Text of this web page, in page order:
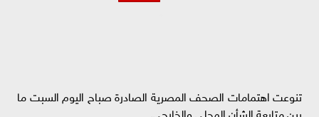
تنوعت اهتمامات الصحف المصرية الصادرة صباح اليوم السبت ما
بين متابعة الشأن المحلي والخارجي.